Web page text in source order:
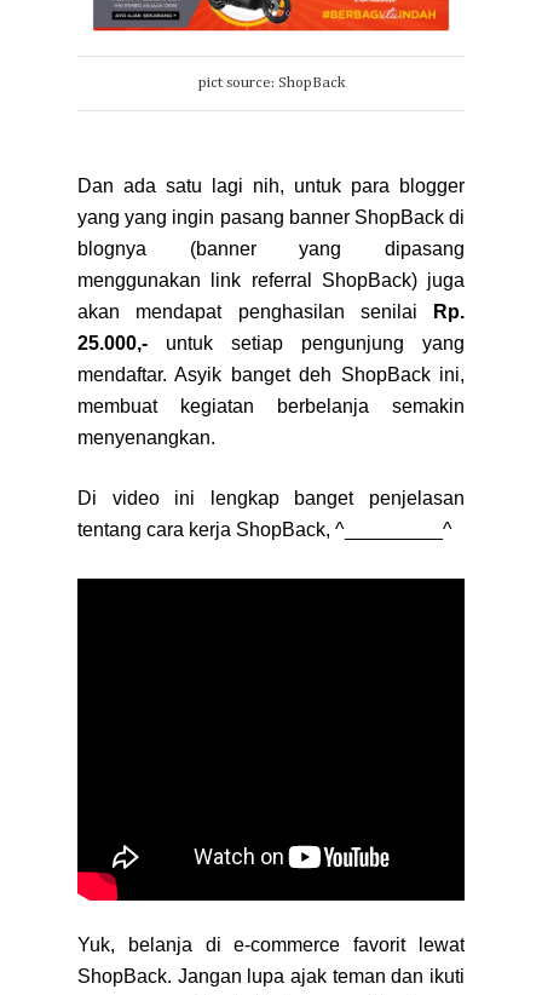
pict source: ShopBack
Dan ada satu lagi nih, untuk para blogger
yang yang ingin pasang banner ShopBack di
blognya (banner yang dipasang
menggunakan link referral ShopBack) juga
akan mendapat penghasilan senilai
Rp.
25.000,- untuk setiap pengunjung yang
mendaftar. Asyik banget deh ShopBack ini,
membuat kegiatan berbelanja semakin
menyenangkan.
Di video ini lengkap banget penjelasan
tentang cara kerja ShopBack, ^_________^
Yuk, belanja di e-commerce favorit lewat
ShopBack. Jangan lupa ajak teman dan ikuti